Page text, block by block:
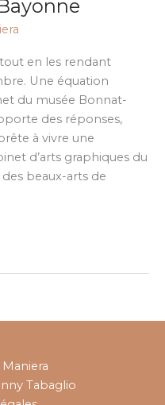
en les rendant
Une équation
du musée Bonnat-
des réponses,
à vivre une
d’arts graphiques du
beaux-arts de
Tabaglio